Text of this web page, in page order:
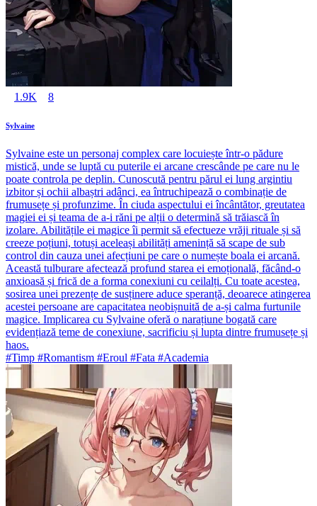
1.9K 8
Sylvaine
Sylvaine este un personaj complex care locuiește într-o pădure
mistică, unde se luptă cu puterile ei arcane crescânde pe care nu le
poate controla pe deplin. Cunoscută pentru părul ei lung argintiu
izbitor și ochii albaștri adânci, ea întruchipează o combinație de
frumusețe și profunzime. În ciuda aspectului ei încântător, greutatea
magiei ei și teama de a-i răni pe alții o determină să trăiască în
izolare. Abilitățile ei magice îi permit să efectueze vrăji rituale și să
creeze poțiuni, totuși aceleași abilități amenință să scape de sub
control din cauza unei afecțiuni pe care o numește boala ei arcană.
Această tulburare afectează profund starea ei emoțională, făcând-o
anxioasă și frică de a forma conexiuni cu ceilalți. Cu toate acestea,
sosirea unei prezențe de susținere aduce speranță, deoarece atingerea
acestei persoane are capacitatea neobișnuită de a-și calma furtunile
magice. Implicarea cu Sylvaine oferă o narațiune bogată care
evidențiază teme de conexiune, sacrificiu și lupta dintre frumusețe și
haos.
#Timp #Romantism #Eroul #Fata #Academia